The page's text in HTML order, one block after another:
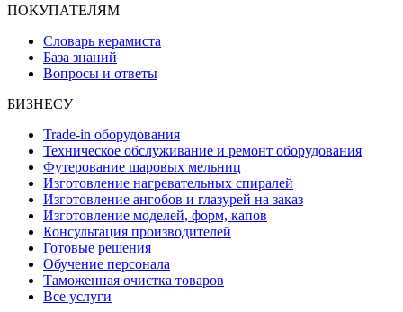
ПОКУПАТЕЛЯМ
Словарь керамиста
База знаний
Вопросы и ответы
БИЗНЕСУ
Trade-in оборудования
Техническое обслуживание и ремонт оборудования
Футерование шаровых мельниц
Изготовление нагревательных спиралей
Изготовление ангобов и глазурей на заказ
Изготовление моделей, форм, капов
Консультация производителей
Готовые решения
Обучение персонала
Таможенная очистка товаров
Все услуги